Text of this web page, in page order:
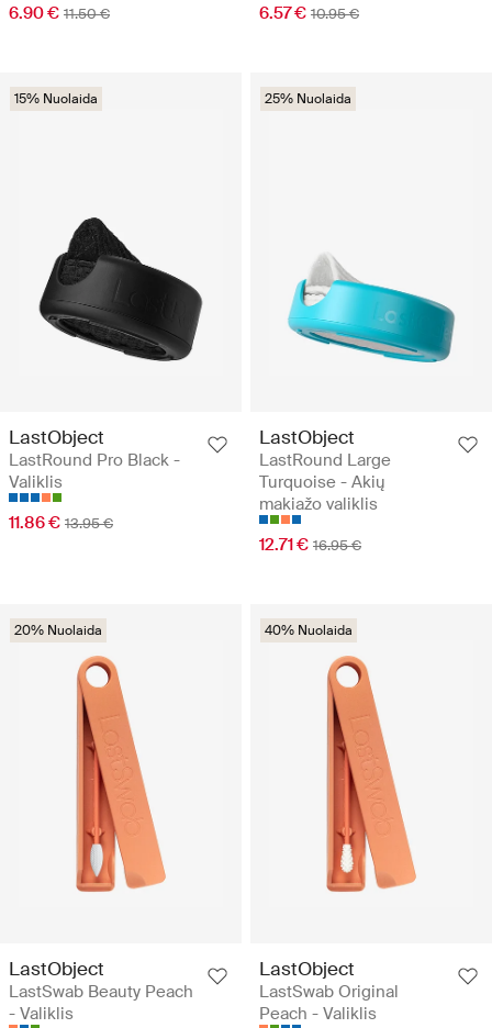
6.90 € 11.50 €
6.57 € 10.95 €
15% Nuolaida
LastObject
LastRound Pro Black -
Valiklis
11.86 € 13.95 €
25% Nuolaida
LastObject
LastRound Large
Turquoise - Akių
makiažo valiklis
12.71 € 16.95 €
20% Nuolaida
LastObject
LastSwab Beauty Peach
- Valiklis
40% Nuolaida
LastObject
LastSwab Original
Peach - Valiklis